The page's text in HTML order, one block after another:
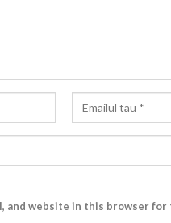
and website in this browser